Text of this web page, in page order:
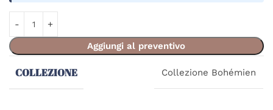
Aggiungi al preventivo
COLLEZIONE Collezione Bohémien